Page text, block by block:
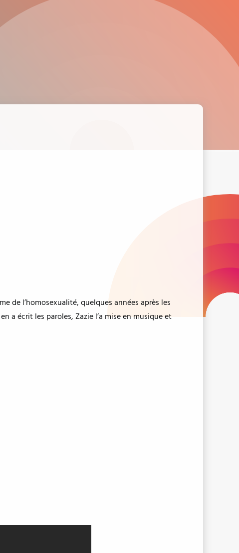
de l’homosexualité, quelques années après les
a écrit les paroles, Zazie l’a mise en musique et